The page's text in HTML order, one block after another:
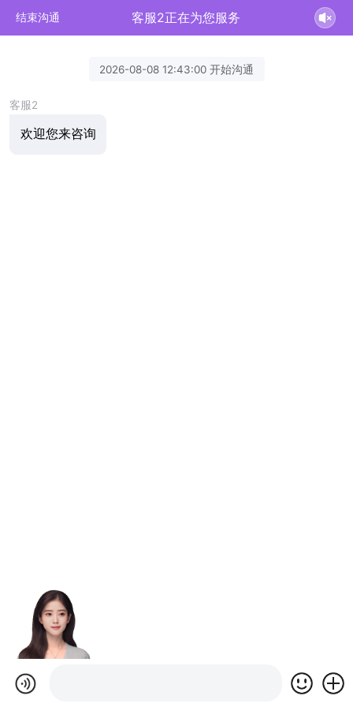
结束沟通 客服2正在为您服务
2026-08-08 12:43:00 开始沟通
客服2
欢迎您来咨询